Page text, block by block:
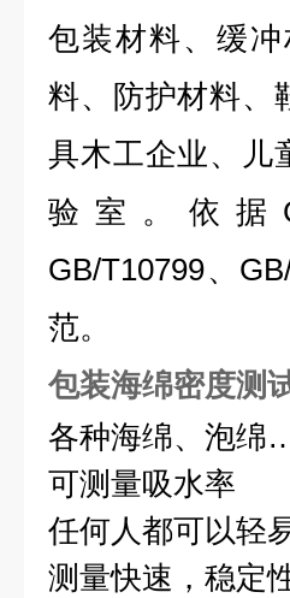
包装材料、缓
料、防护材料、
具木工企业、儿
验室。依据
GB/T10799、
范。
包装海绵密度测
各种海绵、泡绵
可测量吸水率
任何人都可以轻
测量快速，稳定